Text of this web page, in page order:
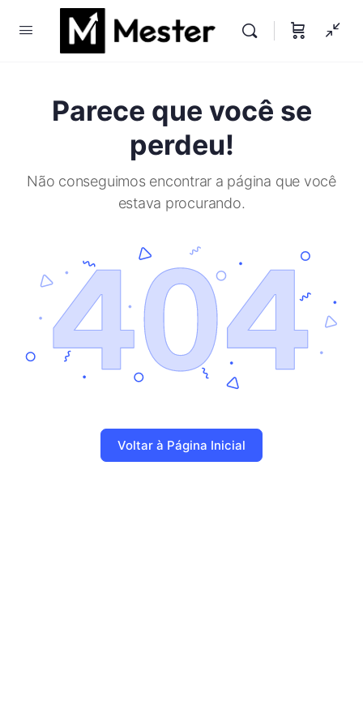
Parece que você se
perdeu!
Não conseguimos encontrar a página que você
estava procurando.
Voltar à Página Inicial